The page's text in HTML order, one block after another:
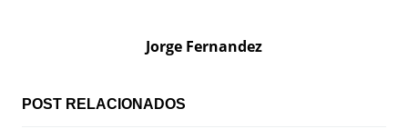
c
Jorge Fernandez
POST RELACIONADOS